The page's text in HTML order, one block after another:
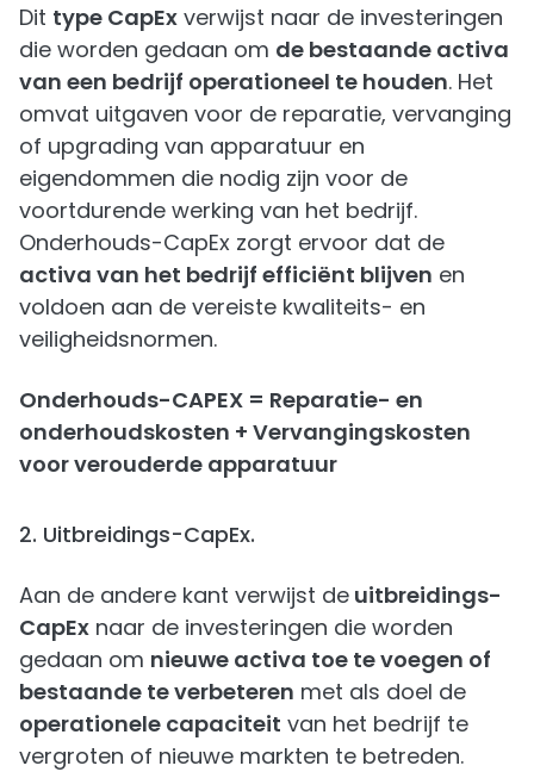
Dit type CapEx verwijst naar de investeringen
die worden gedaan om de bestaande activa
van een bedrijf operationeel te houden. Het
omvat uitgaven voor de reparatie, vervanging
of upgrading van apparatuur en
eigendommen die nodig zijn voor de
voortdurende werking van het bedrijf.
Onderhouds-CapEx zorgt ervoor dat de
activa van het bedrijf efficiënt blijven en
voldoen aan de vereiste kwaliteits- en
veiligheidsnormen.
Onderhouds-CAPEX = Reparatie- en
onderhoudskosten + Vervangingskosten
voor verouderde apparatuur
2. Uitbreidings-CapEx.
Aan de andere kant verwijst de uitbreidings-
CapEx naar de investeringen die worden
gedaan om nieuwe activa toe te voegen of
bestaande te verbeteren met als doel de
operationele capaciteit van het bedrijf te
vergroten of nieuwe markten te betreden.